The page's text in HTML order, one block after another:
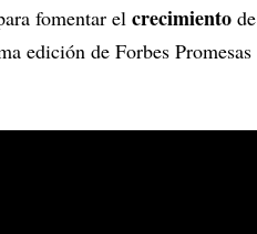
fomentar el crecimiento de
edición de Forbes Promesas